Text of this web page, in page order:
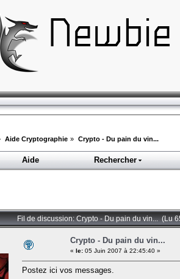
Aide Cryptographie » Crypto - Du pain du vin...
Aide Rechercher
Fil de discussion: Crypto - Du pain du vin... (Lu
Crypto - Du pain du vin...
« le: 05 Juin 2007 à 22:45:40 »
Postez ici vos messages.